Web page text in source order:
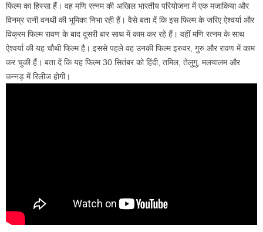
फिल्म का हिस्सा हैं। वह मणि रत्नम की अखिल भारतीय परियोजना में एक मजाकिया और
विनम्र रानी वनथी की भूमिका निभा रही हैं। वैसे बता दें कि इस फिल्म के जरिए ऐश्वर्या और
विक्रम फिल्म रावण के बाद दूसरी बार साथ में काम कर रहे हैं। वहीं मणि रत्नम के साथ
ऐश्वर्या की यह चौथी फिल्म है। इससे पहले वह उनकी फिल्म इरुवर, गुरु और रावण में काम
कर चुकी हैं। बता दें कि यह फिल्म 30 सितंबर को हिंदी, तमिल, तेलुगु, मलयालम और
कन्नड़ में रिलीज होगी।